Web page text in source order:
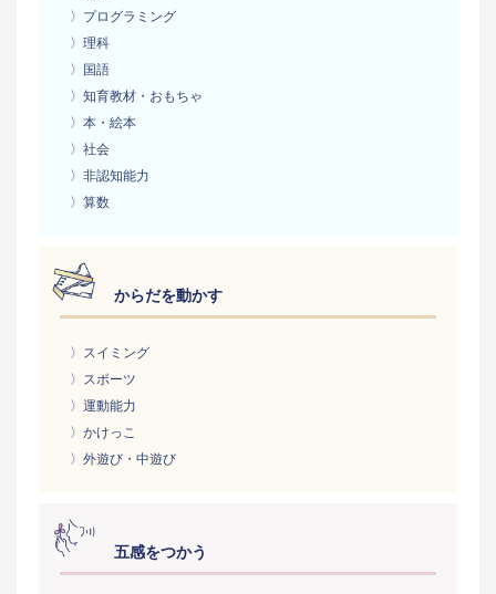
〉プログラミング
〉理科
〉国語
〉知育教材・おもちゃ
〉本・絵本
〉社会
〉非認知能力
〉算数
からだを動かす
〉スイミング
〉スポーツ
〉運動能力
〉かけっこ
〉外遊び・中遊び
五感をつかう